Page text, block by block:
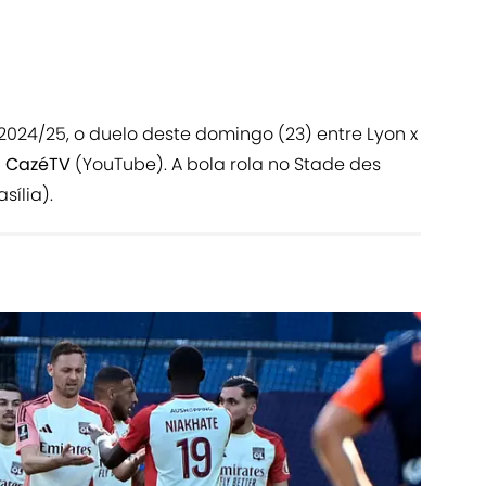
25, o duelo deste domingo (23) entre Lyon x
CazéTV (YouTube). A bola rola no Stade des